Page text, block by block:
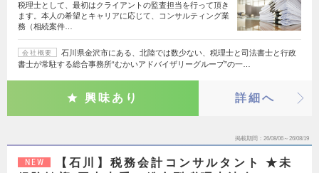
税理士として、最初はクライアントの監査担当を行って頂き
ます。本人の希望とキャリアに応じて、コンサルティング業
務（相続案件…
会社概要
石川県金沢市にある、北陸では数少ない、税理士と司法書士と行政
書士が常駐する総合事務所“むかいアドバイザリーグループ”の一…
興味あり 詳細へ
掲載期間 26/08/06～26/08/19
NEW
【石川】税務会計コンサルタント ★未